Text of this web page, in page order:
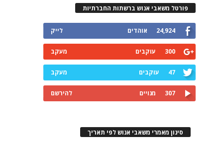
פורטל משאבי אנוש ברשתות החברתיות
24,924 אוהדים לייק
300 עוקבים מעקב
47 עוקבים מעקב
307 מנויים להירשם
סינון מאמרי משאבי אנוש לפי תאריך